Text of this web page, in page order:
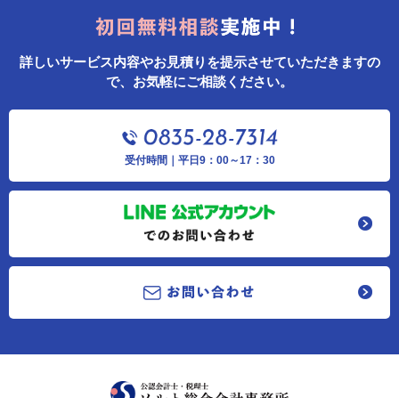
詳しいサービス内容やお見積りを提示させていただきますの
で、お気軽にご相談ください。
受付時間｜平日9：00～17：30